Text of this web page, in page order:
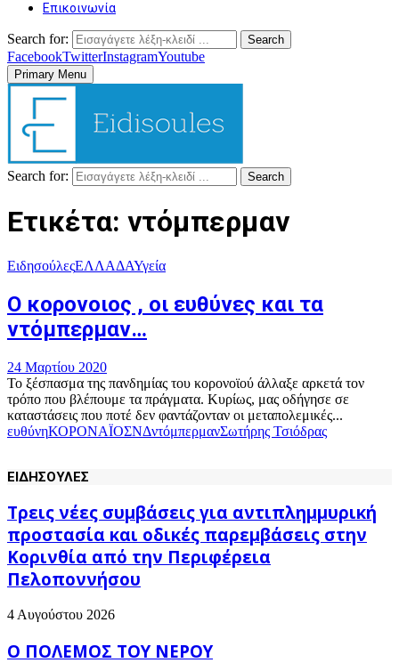
Επικοινωνία
Search for: Search
FacebookTwitterInstagramYoutube
Primary Menu
Search for: Search
Ετικέτα: ντόμπερμαν
ΕιδησούλεςΕΛΛΑΔΑΥγεία
Ο κορονοιος , οι ευθύνες και τα
ντόμπερμαν…
24 Μαρτίου 2020
Το ξέσπασμα της πανδημίας του κορονοϊού άλλαξε αρκετά τον
τρόπο που βλέπουμε τα πράγματα. Κυρίως, μας οδήγησε σε
καταστάσεις που ποτέ δεν φαντάζονταν οι μεταπολεμικές...
ευθύνηΚΟΡΟΝΑΪΟΣΝΔντόμπερμανΣωτήρης Τσιόδρας
ΕΙΔΗΣΟΥΛΕΣ
Τρεις νέες συμβάσεις για αντιπλημμυρική
προστασία και οδικές παρεμβάσεις στην
Κορινθία από την Περιφέρεια
Πελοποννήσου
4 Αυγούστου 2026
Ο ΠΟΛΕΜΟΣ ΤΟΥ ΝΕΡΟΥ